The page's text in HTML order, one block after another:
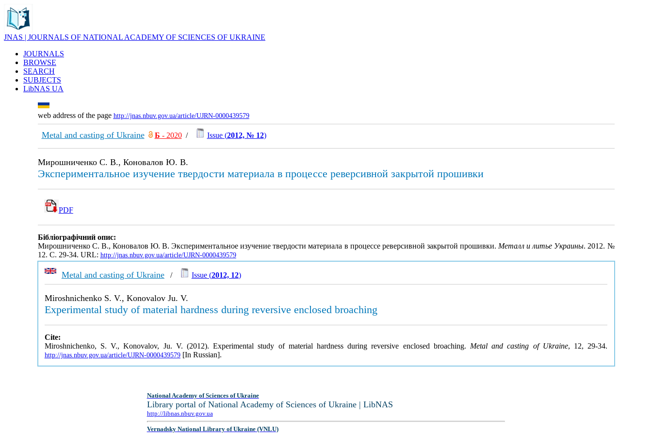
JNAS | JOURNALS OF NATIONAL ACADEMY OF SCIENCES OF UKRAINE
JOURNALS
BROWSE
SEARCH
SUBJECTS
LibNAS UA
web address of the page http://jnas.nbuv.gov.ua/article/UJRN-0000439579
Metal and casting of Ukraine Б - 2020/ Issue (2012, № 12)
Мирошниченко С. В., Коновалов Ю. В.
Экспериментальное изучение твердости материала в процессе реверсивной закрытой прошивки
PDF
Бібліографічний опис:
Мирошниченко С. В., Коновалов Ю. В. Экспериментальное изучение твердости материала в процессе реверсивной закрытой прошивки. Металл и литье Украины. 2012. №
12. С. 29-34. URL: http://jnas.nbuv.gov.ua/article/UJRN-0000439579
Metal and casting of Ukraine/ Issue (2012, 12)
Miroshnichenko S. V., Konovalov Ju. V.
Experimental study of material hardness during reversive enclosed broaching
Cite:
Miroshnichenko, S. V., Konovalov, Ju. V. (2012). Experimental study of material hardness during reversive enclosed broaching. Metal and casting of Ukraine, 12, 29-34.
http://jnas.nbuv.gov.ua/article/UJRN-0000439579[In Russian].
National Academy of Sciences of Ukraine
Library portal of National Academy of Sciences of Ukraine | LibNAS
http://libnas.nbuv.gov.ua
Vernadsky National Library of Ukraine (VNLU)